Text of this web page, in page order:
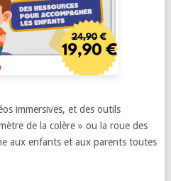
immersives, et des outils
de la colère » ou la roue des
aux enfants et aux parents toutes